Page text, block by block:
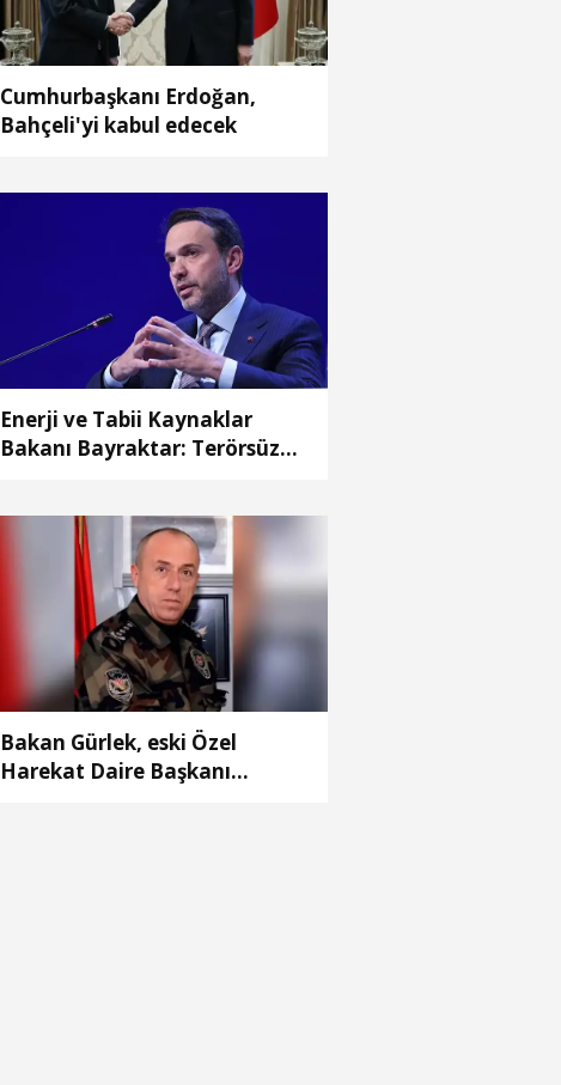
Cumhurbaşkanı Erdoğan,
Bahçeli'yi kabul edecek
Enerji ve Tabii Kaynaklar
Bakanı Bayraktar: Terörsüz
umudun adresi oldu
Bakan Gürlek, eski Özel
Harekat Daire Başkanı